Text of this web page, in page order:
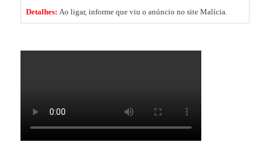
Detalhes: Ao ligar, informe que viu o anúncio no site Malícia.